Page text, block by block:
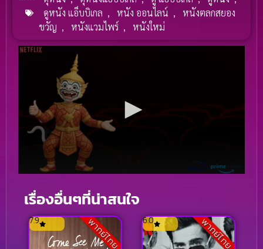
ดูหนัง แอ็บบิเกล , หนัง ออนไลน์ ,
หนังตลกสยอง
ขวัญ , หนังแวมไพร์ , หนังใหม่
เรื่องอื่นๆที่น่าสนใจ
พากย์ไทย
7.9 พากย์ไทย
6.0